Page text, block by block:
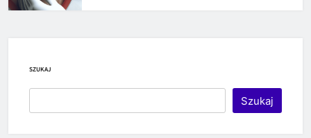
SZUKAJ
Szukaj